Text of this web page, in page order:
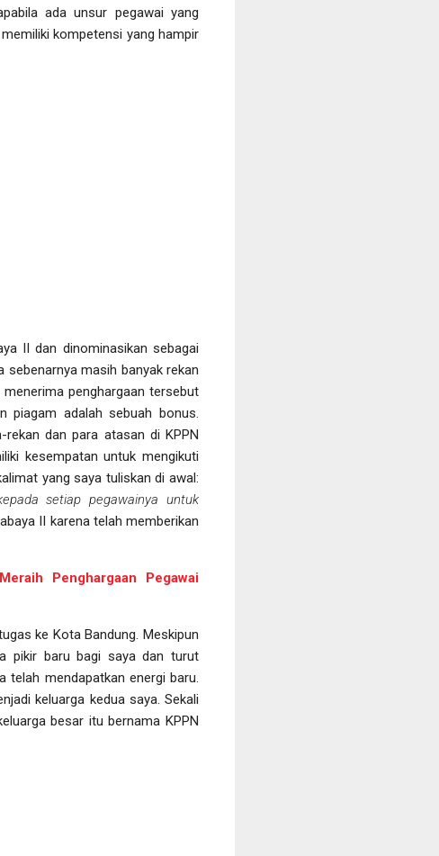
ada unsur pegawai yang
kompetensi yang hampir
II dan dinominasikan sebagai
sebenarnya masih banyak rekan
penghargaan tersebut
piagam adalah sebuah bonus.
dan para atasan di KPPN
kesempatan untuk mengikuti
yang saya tuliskan di awal:
setiap pegawainya untuk
II karena telah memberikan
Penghargaan Pegawai
ke Kota Bandung. Meskipun
pikir baru bagi saya dan turut
telah mendapatkan energi baru.
keluarga kedua saya. Sekali
besar itu bernama KPPN